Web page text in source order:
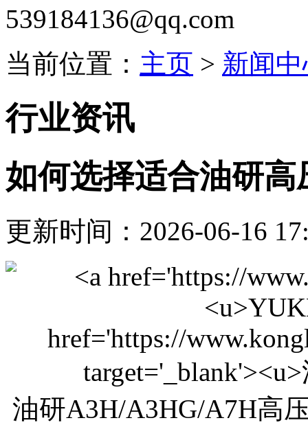
539184136@qq.com
当前位置： 主页 > 新闻
行业资讯
如何选择适合油研
更新时间：2026-06-16
油研A3H/A3HG/A7H高